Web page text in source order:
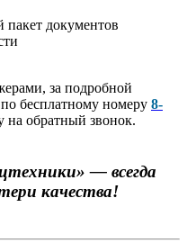
документов
за подробной
бесплатному номеру 8-
на обратный звонок.
— всегда
качества!